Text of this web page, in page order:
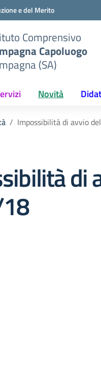
e del Merito
Comprensivo
Capoluogo
(SA)
Novità
Impossibilità di avvio
di